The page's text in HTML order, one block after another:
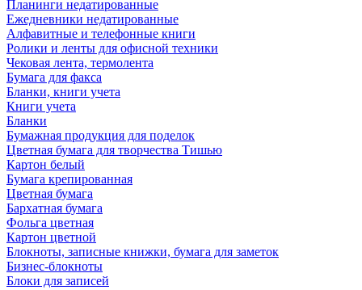
Планинги недатированные
Ежедневники недатированные
Алфавитные и телефонные книги
Ролики и ленты для офисной техники
Чековая лента, термолента
Бумага для факса
Бланки, книги учета
Книги учета
Бланки
Бумажная продукция для поделок
Цветная бумага для творчества Тишью
Картон белый
Бумага крепированная
Цветная бумага
Бархатная бумага
Фольга цветная
Картон цветной
Блокноты, записные книжки, бумага для заметок
Бизнес-блокноты
Блоки для записей